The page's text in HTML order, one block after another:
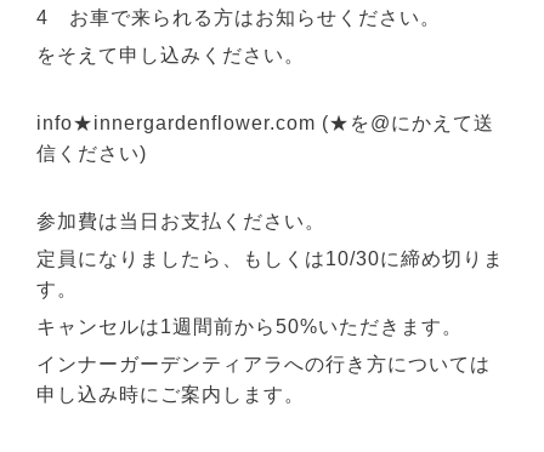
4 お車で来られる方はお知らせください。
をそえて申し込みください。
info★innergardenflower.com (★を@にかえて送
信ください)
参加費は当日お支払ください。
定員になりましたら、もしくは10/30に締め切りま
す。
キャンセルは1週間前から50%いただきます。
インナーガーデンティアラへの行き方については
申し込み時にご案内します。